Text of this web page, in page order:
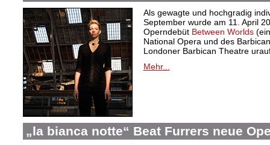
Als gewagte und hochgradig
September wurde am 11. April
Operndebüt Between Worlds
National Opera und des
Londoner Barbican Theatre
Mehr...
„la bianca notte“ Beat Furrers neue